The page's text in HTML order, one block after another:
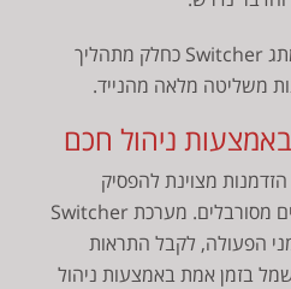
התקנת מתג Switcher כחלק מתהליך
משליטה מלאה מהנייד.
ניהול חכם
מצוינת להפסיק
להסתמך על טיימרים אנלוגיים מסורבלים. מערכת Switcher
הפעולה, לקבל התראות
בזמן אמת באמצעות ניהול